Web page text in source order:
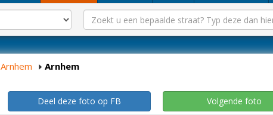
Arnhem Arnhem
Deel deze foto op FB Volgende foto